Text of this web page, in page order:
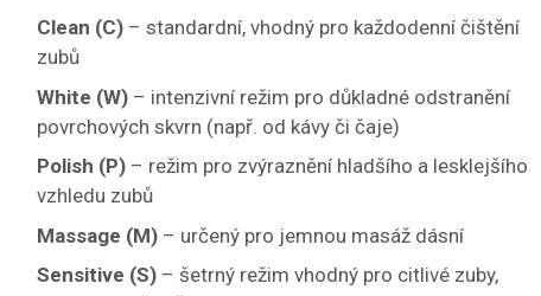
Clean (C)– standardní, vhodný pro každodenní čištění
zubů
White (W)– intenzivní režim pro důkladné odstranění
povrchových skvrn (např. od kávy či čaje)
Polish (P)– režim pro zvýraznění hladšího a lesklejšího
vzhledu zubů
Massage (M)– určený pro jemnou masáž dásní
Sensitive (S)– šetrný režim vhodný pro citlivé zuby,